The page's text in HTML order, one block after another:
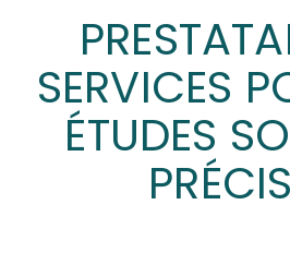
SERVICES
ÉTUDES